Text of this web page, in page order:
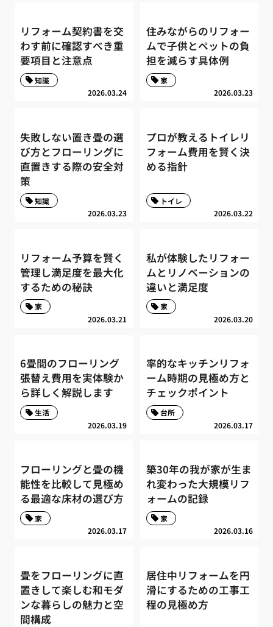
リフォーム契約書を交
わす前に確認すべき重
要項目と注意点
2026.03.24
知識
住みながらのリフォー
ムで子供とペットの負
担を減らす具体例
2026.03.23
家
失敗しない置き畳の選
び方とフローリングに
直置きする際の安全対
策
2026.03.23
知識
プロが教えるトイレリ
フォーム費用を賢く決
める指針
2026.03.22
トイレ
リフォーム予算を賢く
管理し満足度を最大化
するための秘訣
2026.03.21
家
私が体験したリフォー
ムとリノベーションの
違いと満足度
2026.03.20
家
6畳間のフローリング
張替え費用を実体験か
ら詳しく解説します
2026.03.19
生活
率的なキッチンリフォ
ーム時期の見極め方と
チェックポイント
2026.03.17
台所
フローリングと畳の機
能性を比較して見極め
る最適な床材の選び方
2026.03.17
家
築30年の我が家が生ま
れ変わった大規模リフ
ォームの記録
2026.03.16
家
畳をフローリングに直
置きして楽しむ和モダ
ンな暮らしの魅力と空
間構成
居住中リフォームを円
滑にするための工事工
程の見極め方